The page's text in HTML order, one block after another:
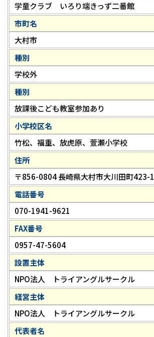
学童クラブ いろり端きっず二番館
市町名
大村市
種別
学校外
種別
放課後こども教室参加あり
小学校区名
竹松、福重、放虎原、萱瀬小学校
住所
〒856-0804 長崎県大村市大川田町423-1
電話番号
070-1941-9621
FAX番号
0957-47-5604
設置主体
NPO法人 トライアングルサークル
経営主体
NPO法人 トライアングルサークル
代表者名